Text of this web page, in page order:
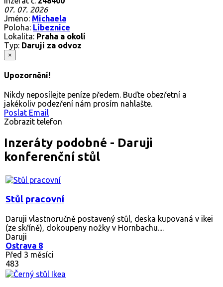
07. 07. 2026
Jméno: Michaela
Poloha: Líbeznice
Lokalita: Praha a okolí
Typ: Daruji za odvoz
×
Upozornění!
Nikdy neposílejte peníze předem. Buďte obezřetní a
jakékoliv podezření nám prosím nahlašte.
Poslat Email
Zobrazit telefon
Inzeráty podobné - Daruji
konferenční stůl
Stůl pracovní
Daruji vlastnoručně postavený stůl, deska kupovaná v ikei
(ze skříně), dokoupeny nožky v Hornbachu....
Daruji
Ostrava 8
Před 3 měsíci
483